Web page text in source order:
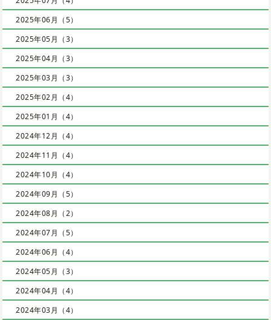
2025年06月（5）
2025年05月（3）
2025年04月（3）
2025年03月（3）
2025年02月（4）
2025年01月（4）
2024年12月（4）
2024年11月（4）
2024年10月（4）
2024年09月（5）
2024年08月（2）
2024年07月（5）
2024年06月（4）
2024年05月（3）
2024年04月（4）
2024年03月（4）